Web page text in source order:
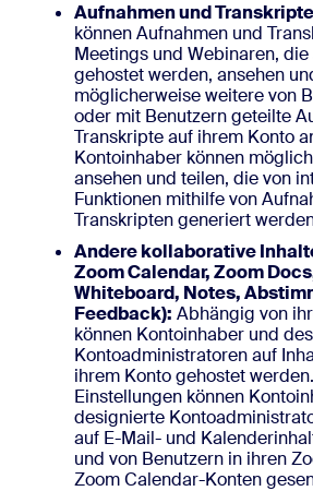
Aufnahmen und
können Aufnahmen und
Meetings und Webinaren,
gehostet werden, ansehen
möglicherweise weitere von
oder mit Benutzern geteilte
Transkripte auf ihrem Konto
Kontoinhaber können
ansehen und teilen, die von
Funktionen mithilfe von
Transkripten generiert
Andere kollaborative
Zoom Calendar, Zoom
Whiteboard, Notes,
Feedback): Abhängig von
können Kontoinhaber und
Kontoadministratoren auf
ihrem Konto gehostet
Einstellungen können
designierte
auf E-Mail- und
und von Benutzern in ihren
Zoom Calendar-Konten